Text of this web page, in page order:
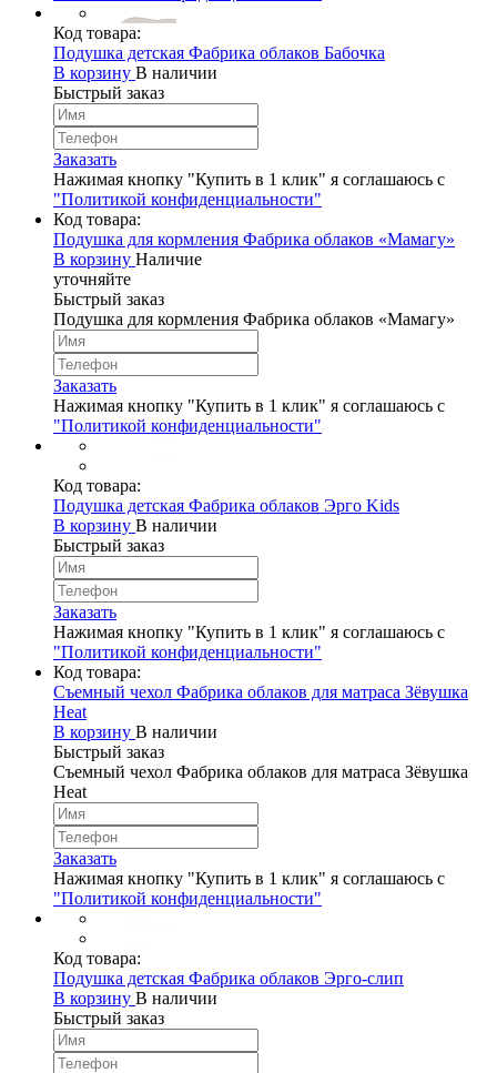
Код товара:
Подушка детская Фабрика облаков Бабочка
В корзину В наличии
Быстрый заказ
Заказать
Нажимая кнопку "Купить в 1 клик" я соглашаюсь с
"Политикой конфиденциальности"
Код товара:
Подушка для кормления Фабрика облаков «Мамагу»
В корзину Наличие
уточняйте
Быстрый заказ
Подушка для кормления Фабрика облаков «Мамагу»
Заказать
Нажимая кнопку "Купить в 1 клик" я соглашаюсь с
"Политикой конфиденциальности"
Код товара:
Подушка детская Фабрика облаков Эрго Kids
В корзину В наличии
Быстрый заказ
Заказать
Нажимая кнопку "Купить в 1 клик" я соглашаюсь с
"Политикой конфиденциальности"
Код товара:
Съемный чехол Фабрика облаков для матраса Зёвушка
Heat
В корзину В наличии
Быстрый заказ
Съемный чехол Фабрика облаков для матраса Зёвушка
Heat
Заказать
Нажимая кнопку "Купить в 1 клик" я соглашаюсь с
"Политикой конфиденциальности"
Код товара:
Подушка детская Фабрика облаков Эрго-слип
В корзину В наличии
Быстрый заказ